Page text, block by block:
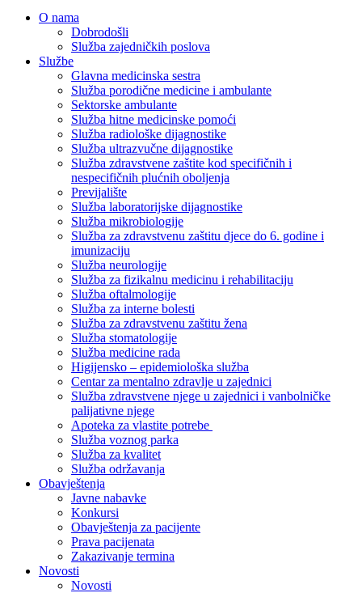
O nama
Dobrodošli
Služba zajedničkih poslova
Službe
Glavna medicinska sestra
Služba porodične medicine i ambulante
Sektorske ambulante
Služba hitne medicinske pomoći
Služba radiološke dijagnostike
Služba ultrazvučne dijagnostike
Služba zdravstvene zaštite kod specifičnih i
nespecifičnih plućnih oboljenja
Previjalište
Služba laboratorijske dijagnostike
Služba mikrobiologije
Služba za zdravstvenu zaštitu djece do 6. godine i
imunizaciju
Služba neurologije
Služba za fizikalnu medicinu i rehabilitaciju
Služba oftalmologije
Služba za interne bolesti
Služba za zdravstvenu zaštitu žena
Služba stomatologije
Služba medicine rada
Higijensko – epidemiološka služba
Centar za mentalno zdravlje u zajednici
Služba zdravstvene njege u zajednici i vanbolničke
palijativne njege
Apoteka za vlastite potrebe
Služba voznog parka
Služba za kvalitet
Služba održavanja
Obavještenja
Javne nabavke
Konkursi
Obavještenja za pacijente
Prava pacijenata
Zakazivanje termina
Novosti
Novosti